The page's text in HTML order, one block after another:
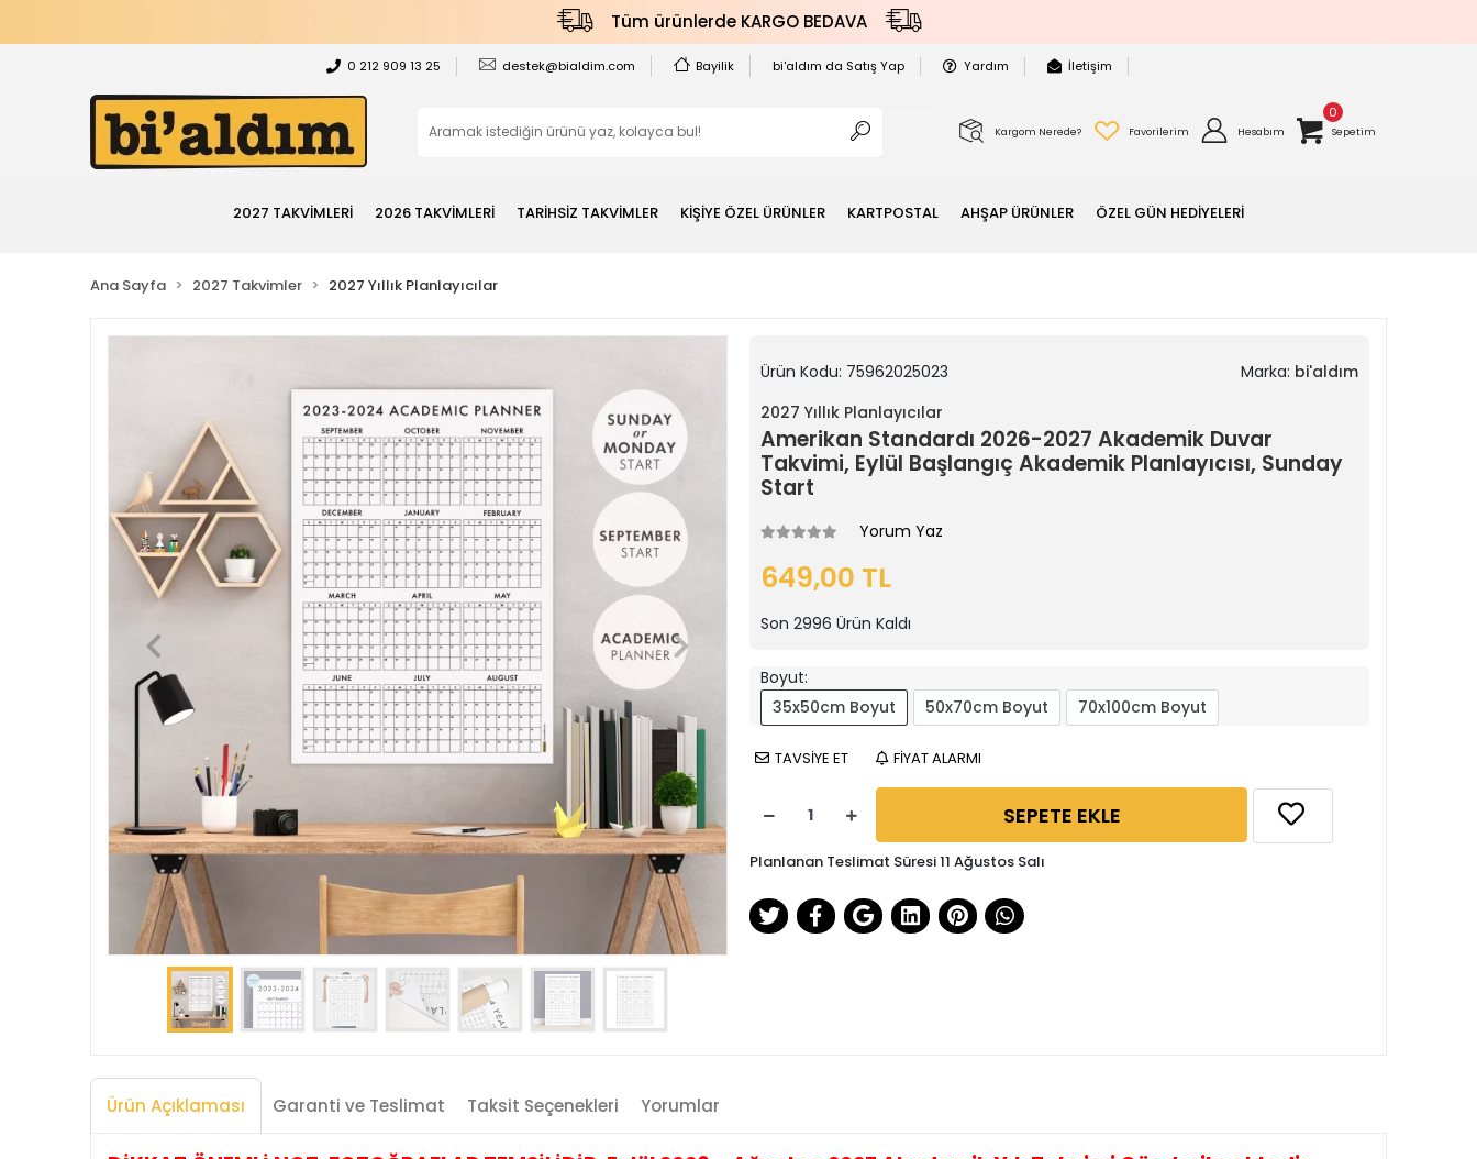
Tüm ürünlerde KARGO BEDAVA
0 212 909 13 25 destek@bialdim.com Bayilik bi'aldım da Satış Yap Yardım İletişim
Kargom Nerede? Favorilerim Hesabım
0
Sepetim
2027 TAKVİMLERİ 2026 TAKVİMLERİ TARİHSİZ TAKVİMLER KİŞİYE ÖZEL ÜRÜNLER KARTPOSTAL AHŞAP ÜRÜNLER ÖZEL GÜN HEDİYELERİ
Ana Sayfa 2027 Takvimler 2027 Yıllık Planlayıcılar
Ürün Kodu: 75962025023 Marka: bi'aldım
2027 Yıllık Planlayıcılar
Amerikan Standardı 2026-2027 Akademik Duvar
Takvimi, Eylül Başlangıç Akademik Planlayıcısı, Sunday
Start
Yorum Yaz
649,00 TL
Son 2996 Ürün Kaldı
Boyut:
35x50cm Boyut
50x70cm Boyut 70x100cm Boyut
TAVSİYE ET FİYAT ALARMI
SEPETE EKLE
Planlanan Teslimat Süresi 11 Ağustos Salı
Ürün Açıklaması Garanti ve Teslimat Taksit Seçenekleri Yorumlar